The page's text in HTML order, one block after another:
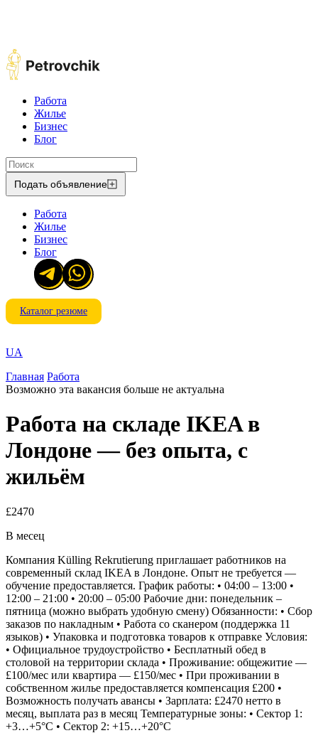
Работа
Жилье
Бизнес
Блог
Подать объявление
Работа
Жилье
Бизнес
Блог
Каталог резюме
UA
Главная Работа
Возможно эта вакансия больше не актуальна
Работа на складе IKEA в
Лондоне — без опыта, с
жильём
£2470
В месец
Компания Külling Rekrutierung приглашает работников на
современный склад IKEA в Лондоне. Опыт не требуется —
обучение предоставляется. График работы: • 04:00 – 13:00 •
12:00 – 21:00 • 20:00 – 05:00 Рабочие дни: понедельник –
пятница (можно выбрать удобную смену) Обязанности: • Сбор
заказов по накладным • Работа со сканером (поддержка 11
языков) • Упаковка и подготовка товаров к отправке Условия:
• Официальное трудоустройство • Бесплатный обед в
столовой на территории склада • Проживание: общежитие —
£100/мес или квартира — £150/мес • При проживании в
собственном жилье предоставляется компенсация £200 •
Возможность получать авансы • Зарплата: £2470 нетто в
месяц, выплата раз в месяц Температурные зоны: • Сектор 1:
+3…+5°C • Сектор 2: +15…+20°C